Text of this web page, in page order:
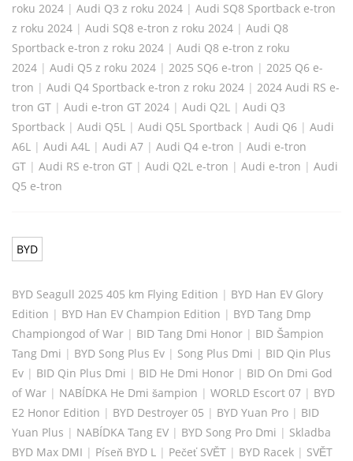
roku 2024 | Audi Q3 z roku 2024 | Audi SQ8 Sportback e-tron
z roku 2024 | Audi SQ8 e-tron z roku 2024 | Audi Q8
Sportback e-tron z roku 2024 | Audi Q8 e-tron z roku
2024 | Audi Q5 z roku 2024 | 2025 SQ6 e-tron | 2025 Q6 e-
tron | Audi Q4 Sportback e-tron z roku 2024 | 2024 Audi RS e-
tron GT | Audi e-tron GT 2024 | Audi Q2L | Audi Q3
Sportback | Audi Q5L | Audi Q5L Sportback | Audi Q6 | Audi
A6L | Audi A4L | Audi A7 | Audi Q4 e-tron | Audi e-tron
GT | Audi RS e-tron GT | Audi Q2L e-tron | Audi e-tron | Audi
Q5 e-tron
BYD
BYD Seagull 2025 405 km Flying Edition | BYD Han EV Glory
Edition | BYD Han EV Champion Edition | BYD Tang Dmp
Championgod of War | BID Tang Dmi Honor | BID Šampion
Tang Dmi | BYD Song Plus Ev | Song Plus Dmi | BID Qin Plus
Ev | BID Qin Plus Dmi | BID He Dmi Honor | BID On Dmi God
of War | NABÍDKA He Dmi šampion | WORLD Escort 07 | BYD
E2 Honor Edition | BYD Destroyer 05 | BYD Yuan Pro | BID
Yuan Plus | NABÍDKA Tang EV | BYD Song Pro Dmi | Skladba
BYD Max DMI | Píseň BYD L | Pečeť SVĚT | BYD Racek | SVĚT